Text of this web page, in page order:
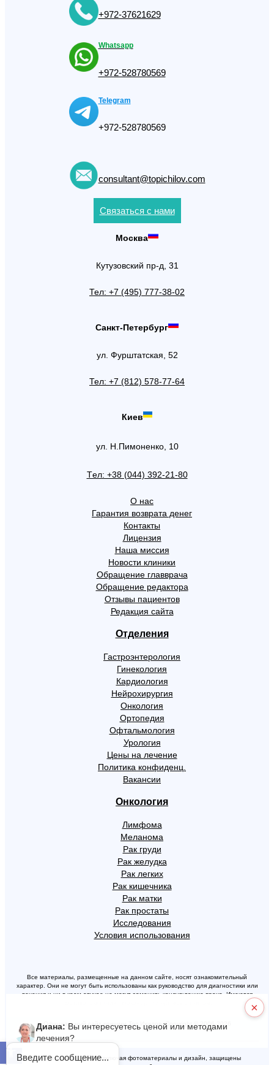
Открыть панель инструментов
+972-37621629
Whatsapp
+972-528780569
Telegram
+972-528780569
consultant@topichilov.com
Связаться с нами
Москва
Кутузовский пр-д, 31
Тел: +7 (495) 777-38-02
Санкт-Петербург
ул. Фурштатская, 52
Тел: +7 (812) 578-77-64
Киев
ул. Н.Пимоненко, 10
Tел: +38 (044) 392-21-80
О нас
Гарантия возврата денег
Контакты
Лицензия
Наша миссия
Новости клиники
Обращение главврача
Обращение редактора
Отзывы пациентов
Редакция сайта
Отделения
Гастроэнтерология
Гинекология
Кардиология
Нейрохирургия
Онкология
Ортопедия
Офтальмология
Урология
Цены на лечение
Политика конфиденц.
Вакансии
Онкология
Лимфома
Меланома
Рак груди
Рак желудка
Рак легких
Рак кишечника
Рак матки
Рак простаты
Исследования
Условия использования
Все материалы, размещенные на данном сайте, носят ознакомительный
характер. Они не могут быть использованы как руководство для диагностики или
лечения и ни в коем случае не могут заменить консультацию врача. Имеются
Официальный сайт клиники Топ Ихилов. Copyright © 2006-2026
Все материалы сайта, включая фотоматериалы и дизайн, защищены
×
Диана: Вы интересуетесь ценой или методами
лечения?
Введите сообщение...